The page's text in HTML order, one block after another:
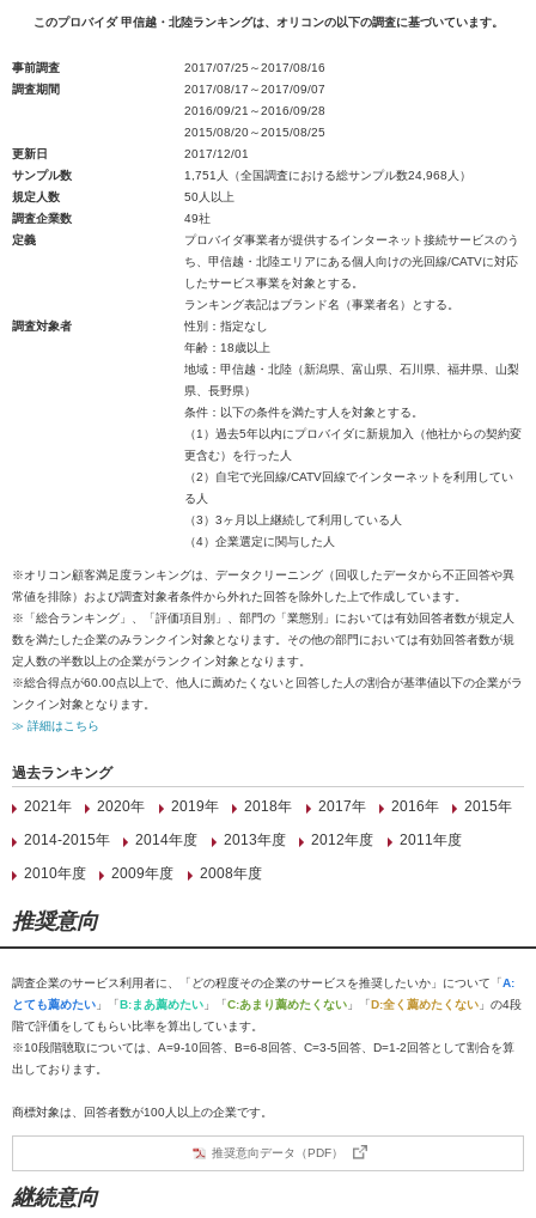
このプロバイダ 甲信越・北陸ランキングは、オリコンの以下の調査に基づいています。
事前調査
2017/07/25～2017/08/16
調査期間
2017/08/17～2017/09/07
2016/09/21～2016/09/28
2015/08/20～2015/08/25
更新日
2017/12/01
サンプル数
1,751人（全国調査における総サンプル数24,968人）
規定人数
50人以上
調査企業数
49社
定義
プロバイダ事業者が提供するインターネット接続サービスのう
ち、甲信越・北陸エリアにある個人向けの光回線/CATVに対応
したサービス事業を対象とする。
ランキング表記はブランド名（事業者名）とする。
調査対象者
性別：指定なし
年齢：18歳以上
地域：甲信越・北陸（新潟県、富山県、石川県、福井県、山梨
県、長野県）
条件：以下の条件を満たす人を対象とする。
（1）過去5年以内にプロバイダに新規加入（他社からの契約変
更含む）を行った人
（2）自宅で光回線/CATV回線でインターネットを利用してい
る人
（3）3ヶ月以上継続して利用している人
（4）企業選定に関与した人
※オリコン顧客満足度ランキングは、データクリーニング（回収したデータから不正回答や異
常値を排除）および調査対象者条件から外れた回答を除外した上で作成しています。
※「総合ランキング」、「評価項目別」、部門の「業態別」においては有効回答者数が規定人
数を満たした企業のみランクイン対象となります。その他の部門においては有効回答者数が規
定人数の半数以上の企業がランクイン対象となります。
※総合得点が60.00点以上で、他人に薦めたくないと回答した人の割合が基準値以下の企業がラ
ンクイン対象となります。
≫ 詳細はこちら
過去ランキング
2021年
2020年 2019年 2018年 2017年 2016年
2015年
2014-2015年
2014年度 2013年度 2012年度
2011年度
2010年度
2009年度 2008年度
推奨意向
調査企業のサービス利用者に、「どの程度その企業のサービスを推奨したいか」について「A:
とても薦めたい 」「B:まあ薦めたい 」「C:あまり薦めたくない 」「D:全く薦めたくない 」の4段
階で評価をしてもらい比率を算出しています。
※10段階聴取については、A=9-10回答、B=6-8回答、C=3-5回答、D=1-2回答として割合を算
出しております。
商標対象は、回答者数が100人以上の企業です。
推奨意向データ（PDF）
継続意向